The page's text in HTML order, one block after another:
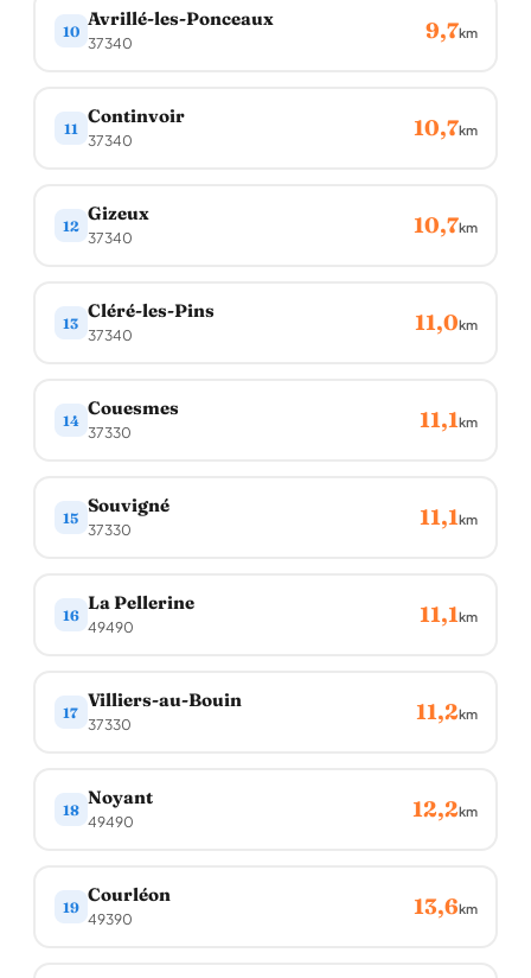
10
Avrillé-les-Ponceaux
37340 9,7km
11
Continvoir
37340 10,7km
12
Gizeux
37340 10,7km
13
Cléré-les-Pins
37340 11,0km
14
Couesmes
37330 11,1km
15
Souvigné
37330 11,1km
16
La Pellerine
49490 11,1km
17
Villiers-au-Bouin
37330 11,2km
18
Noyant
49490 12,2km
19
Courléon
49390 13,6km